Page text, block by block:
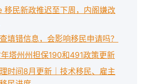
移民新政推迟至下周，内阁嫌改
填错信息，会影响移民申请吗？
塔州州担保190和491政策更新
时间8月更新｜技术移民、雇主